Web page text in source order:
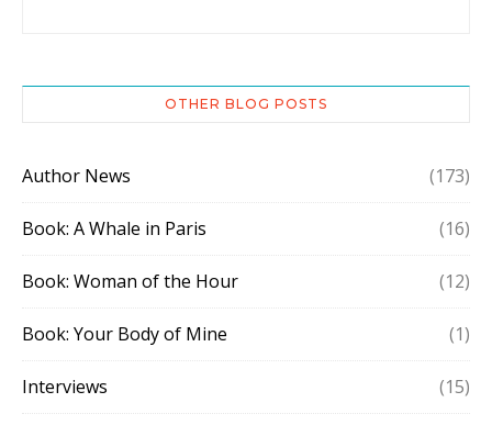
OTHER BLOG POSTS
Author News (173)
Book: A Whale in Paris (16)
Book: Woman of the Hour (12)
Book: Your Body of Mine (1)
Interviews (15)